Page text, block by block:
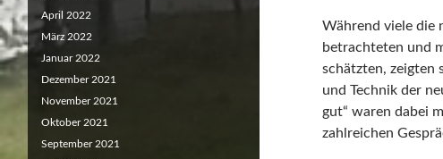
Während viele die
betrachteten und
schätzten, zeigten
und Technik der
gut“ waren dabei
zahlreichen
April 2022
März 2022
Januar 2022
Dezember 2021
November 2021
Oktober 2021
September 2021